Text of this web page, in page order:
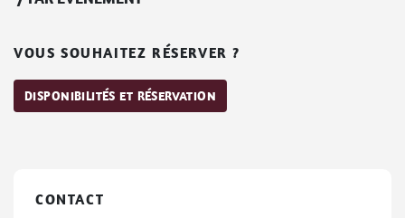
VOUS SOUHAITEZ RÉSERVER ?
DISPONIBILITÉS ET RÉSERVATION
CONTACT